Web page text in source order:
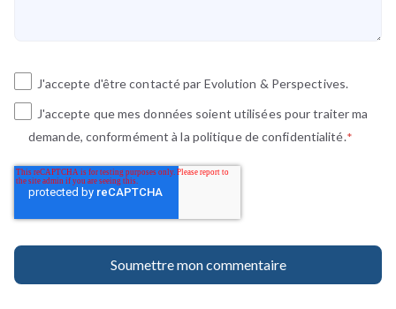
J'accepte d'être contacté par Evolution & Perspectives.
J'accepte que mes données soient utilisées pour traiter ma
demande, conformément à la politique de confidentialité.*